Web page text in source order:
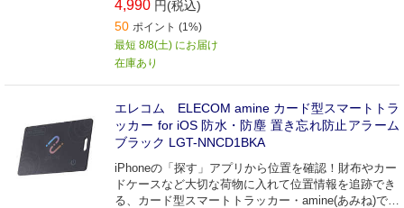
4,990 円(税込)
50 ポイント (1%)
最短 8/8(土) にお届け
在庫あり
エレコム ELECOM amine カード型スマートトラ
ッカー for iOS 防水・防塵 置き忘れ防止アラーム
ブラック LGT-NNCD1BKA
iPhoneの「探す」アプリから位置を確認！財布やカー
ドケースなど大切な荷物に入れて位置情報を追跡でき
る、カード型スマートトラッカー・amine(あみね)で